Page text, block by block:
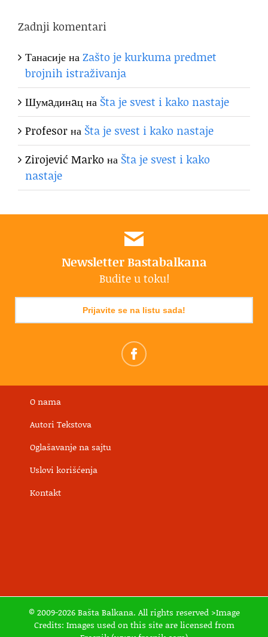
Zadnji komentari
ТанасијенаZašto je kurkuma predmet
brojnih istraživanja
Шумaдинaцна Šta je svest i kako nastaje
Profesorна Šta je svest i kako nastaje
Zirojević Marko на Šta je svest i kako
nastaje
Newsletter Bastabalkana
Budite u toku!
Prijavite se na listu sada!
O nama
Autori Tekstova
Oglašavanje na sajtu
Uslovi korišćenja
Kontakt
© 2009-2026 Bašta Balkana. All rights reserved >Image
Credits: Images used on this site are licensed from